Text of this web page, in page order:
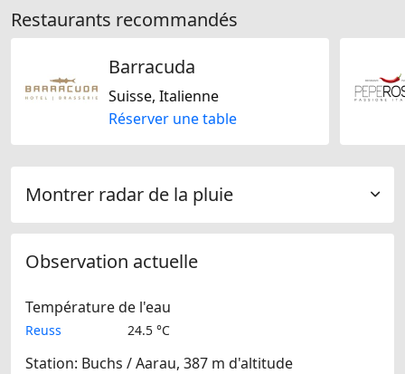
Restaurants recommandés
Barracuda
Suisse, Italienne
Réserver une table
Montrer radar de la pluie
Observation actuelle
Température de l'eau
Reuss 24.5 °C
Station: Buchs / Aarau, 387 m d'altitude